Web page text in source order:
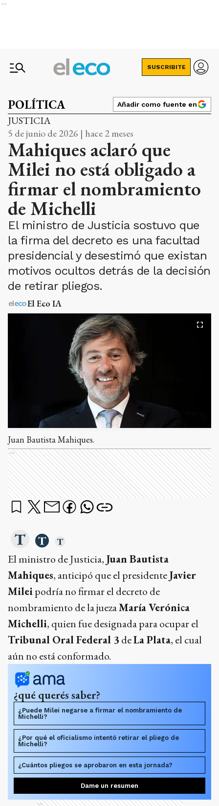
Ads
SUSCRIBITE
POLÍTICA Añadir como fuente en
JUSTICIA
5 de junio de 2026 | hace 2 meses
Mahiques aclaró que
Milei no está obligado a
firmar el nombramiento
de Michelli
El ministro de Justicia sostuvo que
la firma del decreto es una facultad
presidencial y desestimó que existan
motivos ocultos detrás de la decisión
de retirar pliegos.
El Eco IA
Juan Bautista Mahiques.
Ads
El ministro de Justicia, Juan Bautista
Mahiques, anticipó que el presidenteJavier
Mileipodría no firmar el decreto de
nombramiento de la juezaMaría Verónica
Michelli, quien fue designada para ocupar el
Tribunal Oral Federal 3 deLa Plata, el cual
aún no está conformado.
¿qué querés saber?
¿Puede Milei negarse a firmar el nombramiento de
Michelli?
¿Por qué el oficialismo intentó retirar el pliego de
Michelli?
¿Cuántos pliegos se aprobaron en esta jornada?
Dame un resumen
Ads